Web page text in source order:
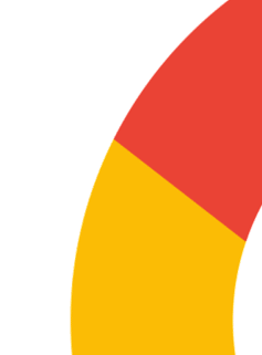
Mundial 2026 La